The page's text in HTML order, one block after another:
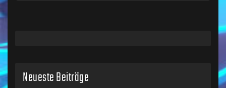
Neueste Beiträge